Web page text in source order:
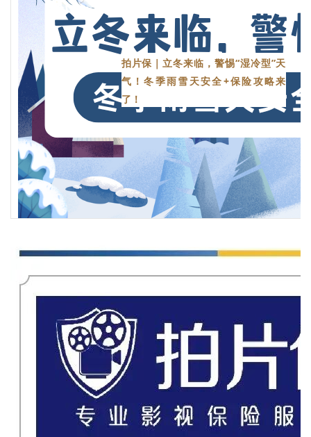
拍片保｜立冬来临，警惕“湿冷型”天
气！冬季雨雪天安全+保险攻略来
了！